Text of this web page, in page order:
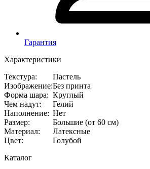
Гарантия
Характеристики
Текстура:
Пастель
Изображение:Без принта
Форма шара: Круглый
Чем надут:
Гелий
Наполнение: Нет
Размер:
Большие (от 60 см)
Материал:
Латексные
Цвет:
Голубой
Каталог